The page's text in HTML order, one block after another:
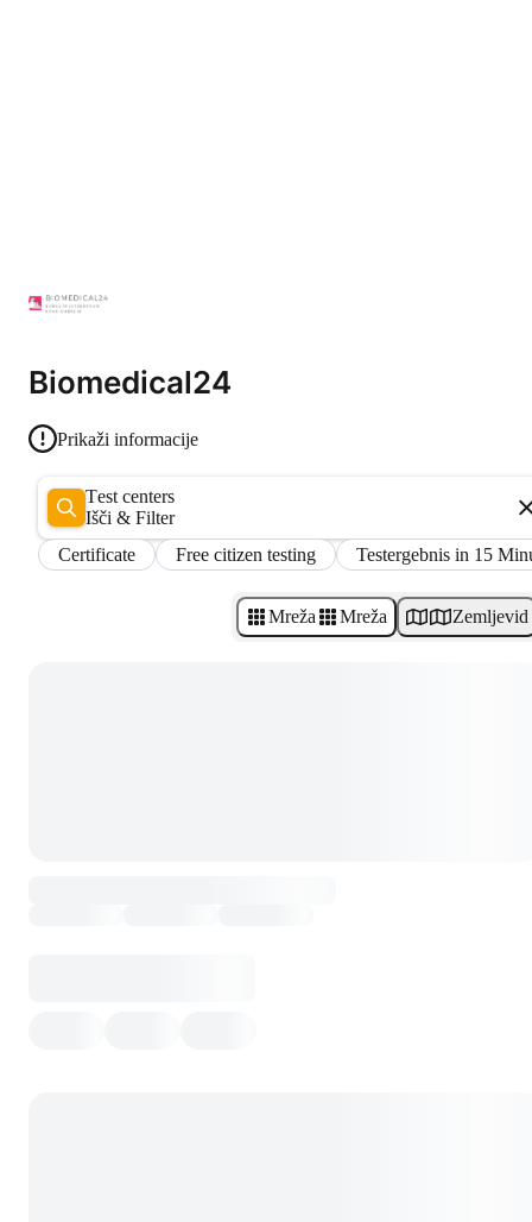
Biomedical24
Prikaži informacije
Test centers
Išči & Filter
Certificate
Free citizen testing Testergebnis in 15
Mreža Mreža Zemljevid